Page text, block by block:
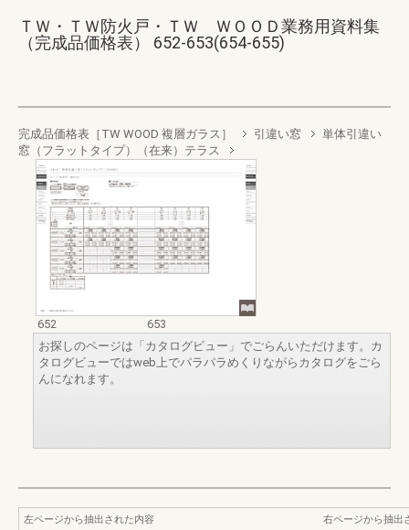
ＴＷ・ＴＷ防火戸・ＴＷ ＷＯＯＤ業務用資料集
（完成品価格表） 652-653(654-655)
完成品価格表［TW WOOD 複層ガラス］ 引違い窓
単体引違い
窓（フラットタイプ）（在来）テラス
652
653
お探しのページは「カタログビュー」でごらんいただけます。カ
タログビューではweb上でパラパラめくりながらカタログをごら
んになれます。
左ページから抽出された内容
右ページから抽出